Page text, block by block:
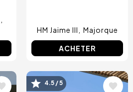
HM Jaime III Majorque
ACHETER
Image
4.5 / 5